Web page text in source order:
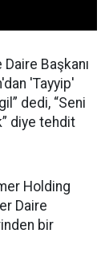
Başkanı
'Tayyip'
dedi, “Seni
diye tehdit
Holding
Daire
bir